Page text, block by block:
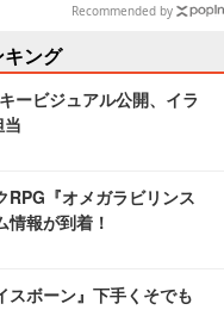
Recommended by
キング
ービジュアル公開、イラ
当
RPG『オメガラビリンス
情報が到着！
スボーン』下手くそでも